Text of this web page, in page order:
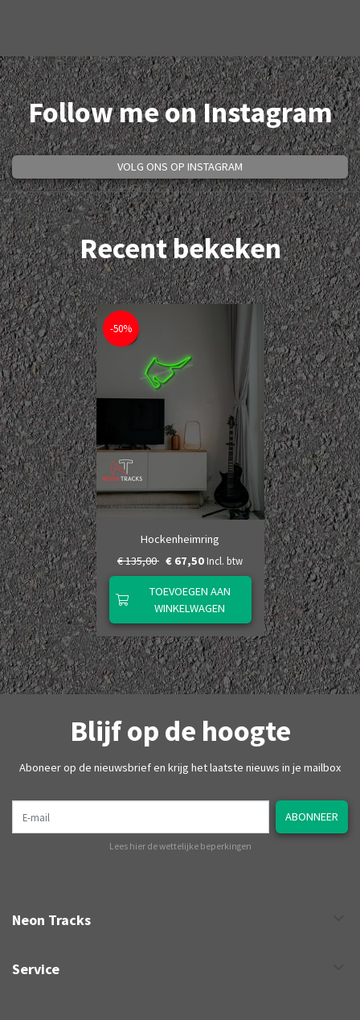
Follow me on Instagram
VOLG ONS OP INSTAGRAM
Recent bekeken
-50%
Hockenheimring
€ 135,00 € 67,50 Incl. btw
TOEVOEGEN AAN
WINKELWAGEN
Blijf op de hoogte
Aboneer op de nieuwsbrief en krijg het laatste nieuws in je mailbox
ABONNEER
Lees hier de wettelijke beperkingen
Neon Tracks
Service